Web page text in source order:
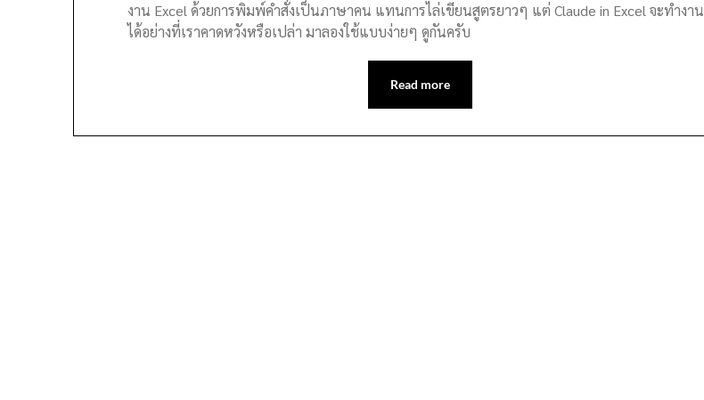
งาน Excel ด้วยการพิมพ์คำสั่งเป็นภาษาคน แทนการไล่เขียนสูตรยาวๆ แต่ Claude in Excel จะทำงาน
ได้อย่างที่เราคาดหวังหรือเปล่า มาลองใช้แบบง่ายๆ ดูกันครับ
Read more